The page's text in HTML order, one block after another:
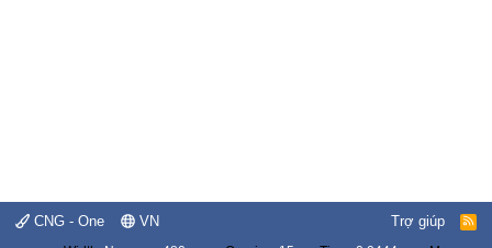
CNG - One VN Trợ giúp
R